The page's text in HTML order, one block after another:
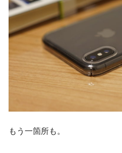
もう一箇所も。